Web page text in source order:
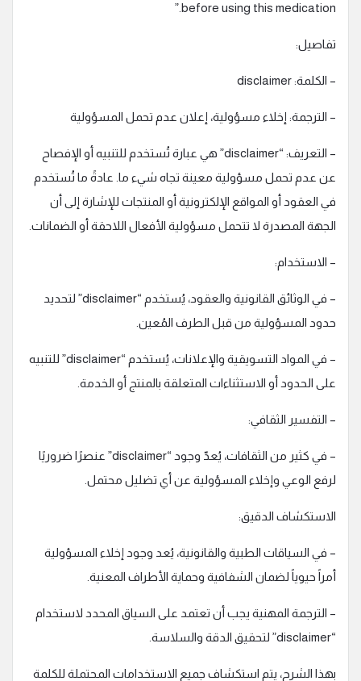
before using this medication.”
تفاصيل:
– الكلمة: disclaimer
– الترجمة: إخلاء مسؤولية، إعلان عدم تحمل المسؤولية
– التعريف: “disclaimer” هي عبارة تُستخدم للتنبيه أو الإفصاح
عن عدم تحمل مسؤولية معينة تجاه شيء ما. عادةً ما تُستخدم
في العقود أو المواقع الإلكترونية أو المنتجات للإشارة إلى أن
الجهة المصدرة لا تتحمل مسؤولية الأفعال اللاحقة أو الضمانات.
– الاستخدام:
– في الوثائق القانونية والعقود، يُستخدم “disclaimer” لتحديد
حدود المسؤولية من قبل الطرف المُعين.
– في المواد التسويقية والإعلانات، يُستخدم “disclaimer” للتنبيه
على الحدود أو الاستثناءات المتعلقة بالمنتج أو الخدمة.
– التفسير الثقافي:
– في كثير من الثقافات، يُعدّ وجود “disclaimer” عنصرًا ضروريًا
لرفع الوعي وإخلاء المسؤولية عن أي تضليل محتمل.
الاستكشاف الدقيق:
– في السياقات الطبية والقانونية، يُعد وجود إخلاء المسؤولية
أمراً حيوياً لضمان الشفافية وحماية الأطراف المعنية.
– الترجمة المهنية يجب أن تعتمد على السياق المحدد لاستخدام
“disclaimer” لتحقيق الدقة والسلاسة.
بهذا الشرح، يتم استكشاف جميع الاستخدامات المحتملة للكلمة